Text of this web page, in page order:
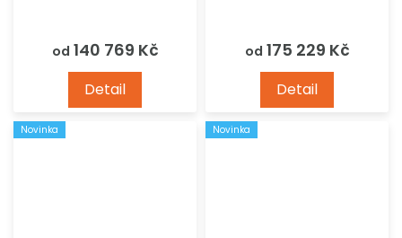
od 140 769 Kč
Detail
od 175 229 Kč
Detail
Novinka Novinka